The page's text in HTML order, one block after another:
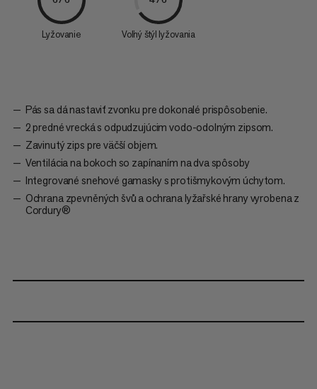
Lyžovanie Voľný štýl lyžovania
Pás sa dá nastaviť zvonku pre dokonalé prispôsobenie.
2 predné vrecká s odpudzujúcim vodo-odolným zipsom.
Zavinutý zips pre väčší objem.
Ventilácia na bokoch so zapínaním na dva spôsoby
Integrované snehové gamasky s protišmykovým úchytom.
Ochrana zpevněných švů a ochrana lyžařské hrany vyrobena z
Cordury®